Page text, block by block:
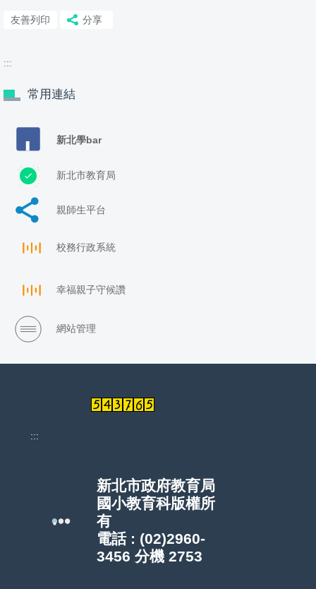
友善列印 分享
:::
常用連結
新北學bar
新北市教育局
親師生平台
校務行政系統
幸福親子守候讚
網站管理
:::
新北市政府教育局
國小教育科版權所
有
電話 : (02)2960-
3456 分機 2753